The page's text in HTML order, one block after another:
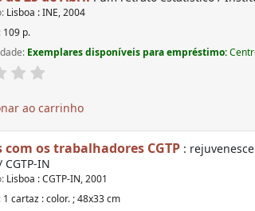
Lisboa : INE, 2004
109 p.
Exemplares disponíveis para empréstimo:
ao carrinho
com os trabalhadores CGTP :
IN
Lisboa : CGTP-IN, 2001
1 cartaz : color. ; 48x33 cm